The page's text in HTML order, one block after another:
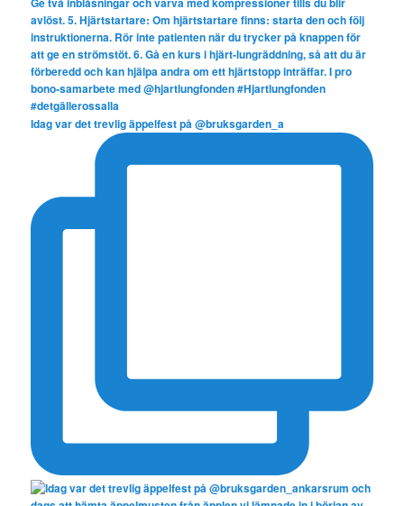
Idag var det trevlig äppelfest på @bruksgarden_a